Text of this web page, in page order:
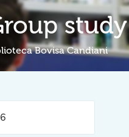
Bovisa Candiani